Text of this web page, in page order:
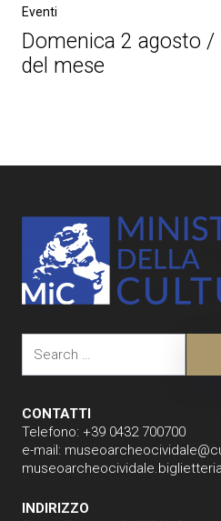
Eventi
Domenica 2 agosto
del mese
navigation
CONTATTI
Telefono: +39 0432 700700
e-mail:
INDIRIZZO